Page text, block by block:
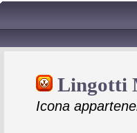
Lingotti
Icona